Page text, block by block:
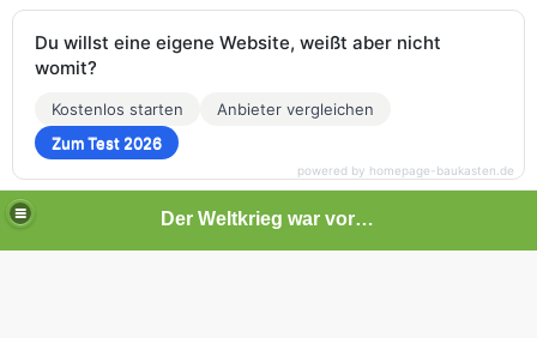
Der Weltkrieg war vor deiner Tür
Du willst eine eigene Website, weißt aber nicht
womit?
Kostenlos starten
Anbieter vergleichen
Zum Test 2026
powered by homepage-baukasten.de